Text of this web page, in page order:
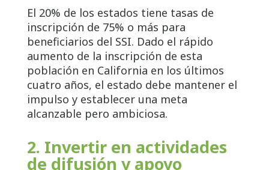
El 20% de los estados tiene tasas de
inscripción de 75% o más para
beneficiarios del SSI. Dado el rápido
aumento de la inscripción de esta
población en California en los últimos
cuatro años, el estado debe mantener el
impulso y establecer una meta
alcanzable pero ambiciosa.
2. Invertir en actividades
de difusión y apoyo